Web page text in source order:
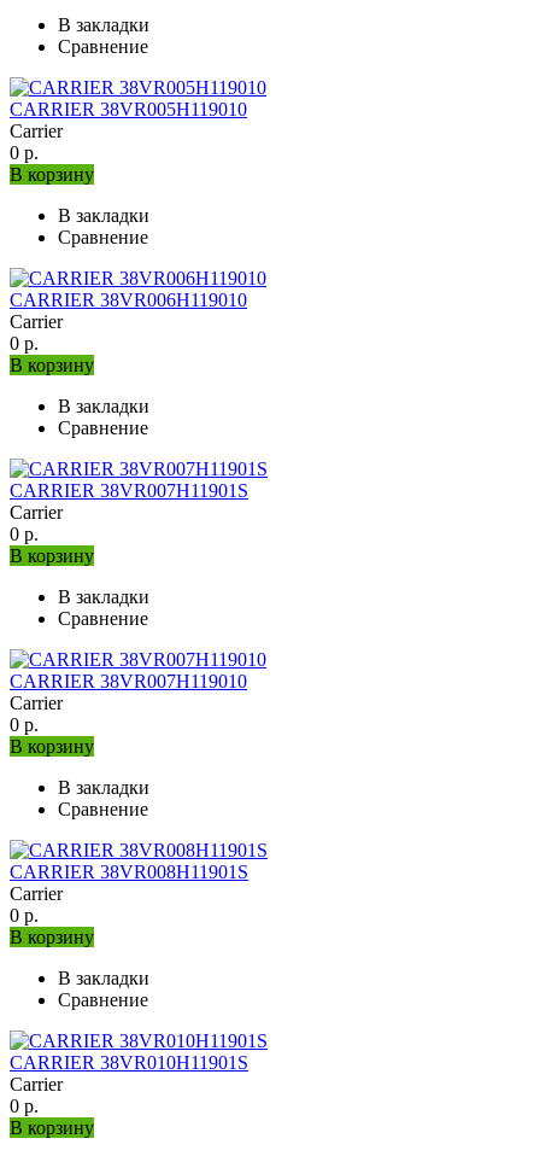
В закладки
Сравнение
CARRIER 38VR005H119010
Carrier
0 р.
В корзину
В закладки
Сравнение
CARRIER 38VR006H119010
Carrier
0 р.
В корзину
В закладки
Сравнение
CARRIER 38VR007H11901S
Carrier
0 р.
В корзину
В закладки
Сравнение
CARRIER 38VR007H119010
Carrier
0 р.
В корзину
В закладки
Сравнение
CARRIER 38VR008H11901S
Carrier
0 р.
В корзину
В закладки
Сравнение
CARRIER 38VR010H11901S
Carrier
0 р.
В корзину